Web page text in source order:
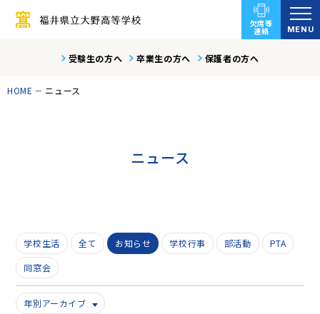
受験生の方へ 卒業生の方へ 保護者の方へ
欠席等
連絡 MENU
HOME ニュース
ニュース
学校生活 全て お知らせ 学校行事 部活動
PTA
同窓会